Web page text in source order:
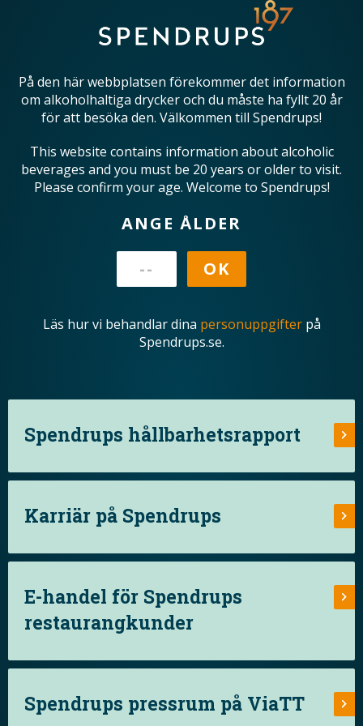
På den här webbplatsen förekommer det information
om alkoholhaltiga drycker och du måste ha fyllt 20 år
för att besöka den. Välkommen till Spendrups!
This website contains information about alcoholic
beverages and you must be 20 years or older to visit.
Please confirm your age. Welcome to Spendrups!
ANGE ÅLDER
Läs hur vi behandlar dina personuppgifterpå
Spendrups.se.
Spendrups hållbarhetsrapport
Karriär på Spendrups
E-handel för Spendrups
restaurangkunder
Spendrups pressrum på ViaTT